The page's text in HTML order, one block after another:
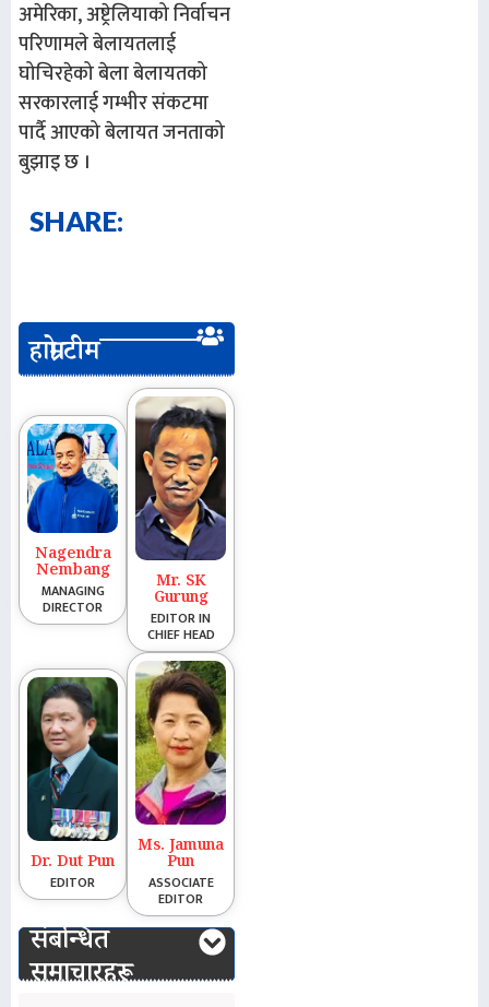
अमेरिका, अष्ट्रेलियाको निर्वाचन
परिणामले बेलायतलाई
घोचिरहेको बेला बेलायतको
सरकारलाई गम्भीर संकटमा
पार्दै आएको बेलायत जनताको
बुझाइ छ ।
SHARE:
हाम्रो टीम
Nagendra
Nembang
MANAGING
DIRECTOR
Mr. SK
Gurung
EDITOR IN
CHIEF HEAD
Dr. Dut Pun
EDITOR
Ms. Jamuna
Pun
ASSOCIATE
EDITOR
संबन्धित
समाचारहरू